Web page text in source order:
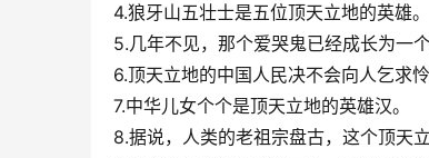
4.狼牙山五壮士是五位顶天立地的英雄。
5.几年不见，那个爱哭鬼已经成长为一
6.顶天立地的中国人民决不会向人乞求怜
7.中华儿女个个是顶天立地的英雄汉。
8.据说，人类的老祖宗盘古，这个顶天